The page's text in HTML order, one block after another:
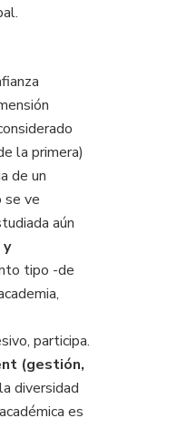
la primera)
de un
se ve
aún
tipo -de
participa.
(gestión,
diversidad
es